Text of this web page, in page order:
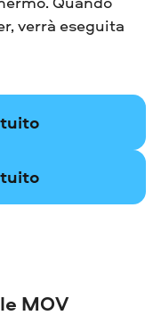
verrà eseguita
MOV